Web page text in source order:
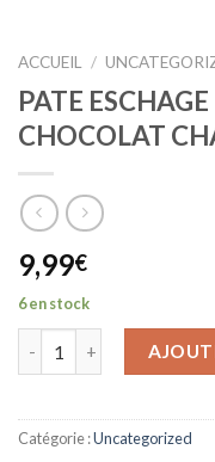
ACCUEIL /
PATE
CHOCOLAT
9,99€
6 en stock
Catégorie :Uncategorized